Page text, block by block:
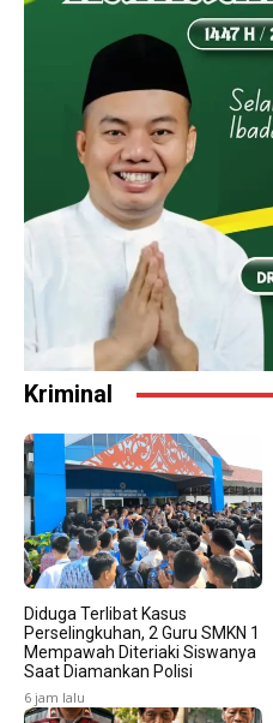
Kriminal
Diduga Terlibat Kasus
Perselingkuhan, 2 Guru SMKN 1
Mempawah Diteriaki Siswanya
Saat Diamankan Polisi
6 jam lalu